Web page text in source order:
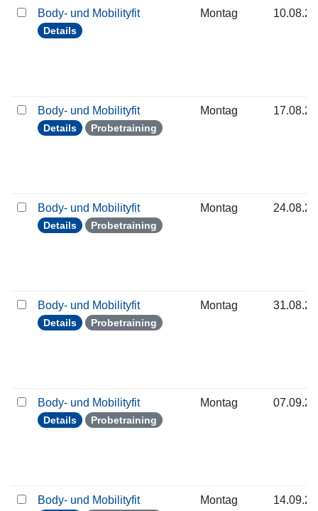
Body- und Mobilityfit
Details
Montag
Body- und Mobilityfit
Details Probetraining
Montag
Body- und Mobilityfit
Details Probetraining
Montag
Body- und Mobilityfit
Details Probetraining
Montag
Body- und Mobilityfit
Details Probetraining
Montag
Body- und Mobilityfit Montag